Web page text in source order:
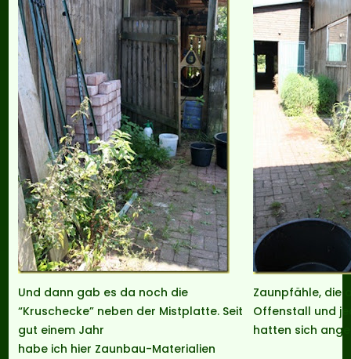
Und dann gab es da noch die
“Kruschecke” neben der Mistplatte. Seit
gut einem Jahr
habe ich hier Zaunbau-Materialien
Zaunpfähle, die
Offenstall und
hatten sich